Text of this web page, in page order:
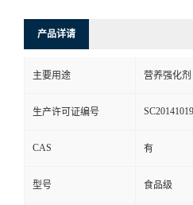
产品详请
主要用途 营养强化剂
生产许可证编号
CAS 有
型号 食品级